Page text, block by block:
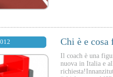
Chi è e cosa
Il coach è una
nuova in Italia e